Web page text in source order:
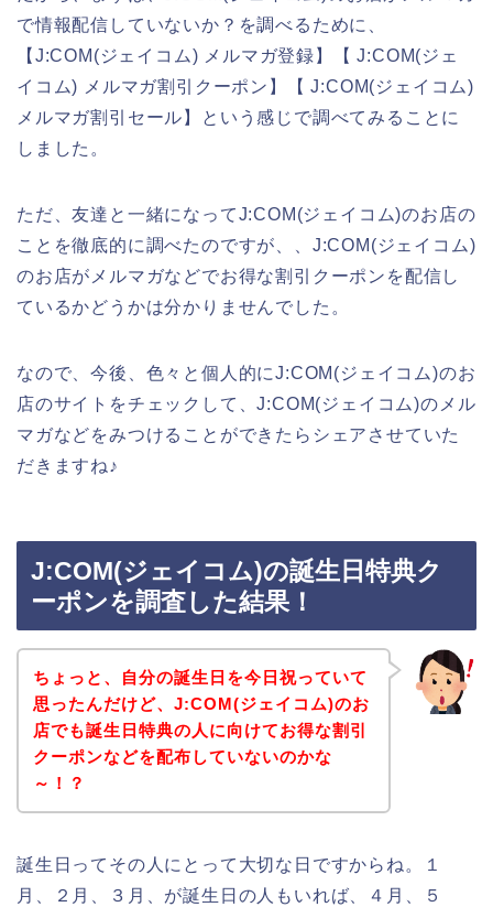
で情報配信していないか？を調べるために、
【J:COM(ジェイコム) メルマガ登録】【 J:COM(ジェ
イコム) メルマガ割引クーポン】【 J:COM(ジェイコム)
メルマガ割引セール】という感じで調べてみることに
しました。
ただ、友達と一緒になってJ:COM(ジェイコム)のお店の
ことを徹底的に調べたのですが、、J:COM(ジェイコム)
のお店がメルマガなどでお得な割引クーポンを配信し
ているかどうかは分かりませんでした。
なので、今後、色々と個人的にJ:COM(ジェイコム)のお
店のサイトをチェックして、J:COM(ジェイコム)のメル
マガなどをみつけることができたらシェアさせていた
だきますね♪
J:COM(ジェイコム)の誕生日特典ク
ーポンを調査した結果！
ちょっと、自分の誕生日を今日祝っていて
思ったんだけど、J:COM(ジェイコム)のお
店でも誕生日特典の人に向けてお得な割引
クーポンなどを配布していないのかな
～！？
誕生日ってその人にとって大切な日ですからね。１
月、２月、３月、が誕生日の人もいれば、４月、５